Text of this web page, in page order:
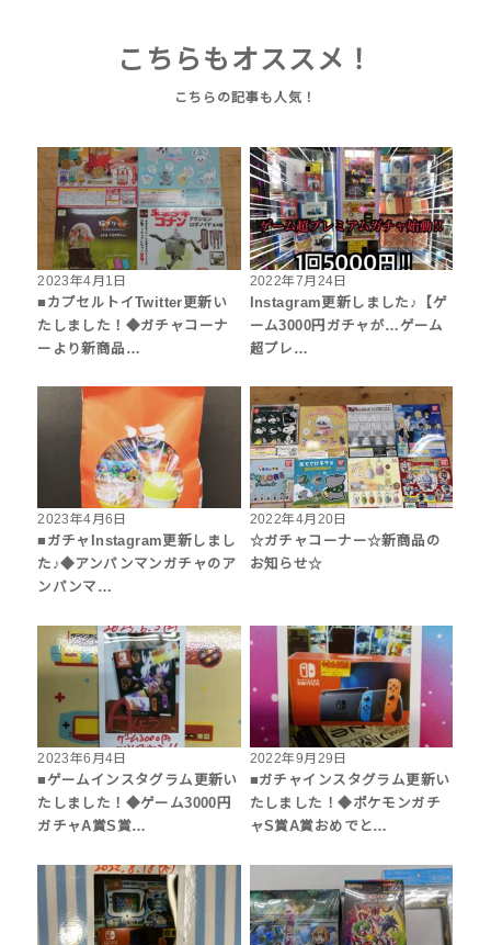
こちらもオススメ！
2023年4月1日
■カプセルトイTwitter更新い
たしました！◆ガチャコーナ
ーより新商品…
2022年7月24日
Instagram更新しました♪【ゲ
ーム3000円ガチャが…ゲーム
超プレ…
2023年4月6日
■ガチャInstagram更新しまし
た♪◆アンパンマンガチャのア
ンパンマ…
2022年4月20日
☆ガチャコーナー☆新商品の
お知らせ☆
2023年6月4日
■ゲームインスタグラム更新い
たしました！◆ゲーム3000円
ガチャA賞S賞…
2022年9月29日
■ガチャインスタグラム更新い
たしました！◆ポケモンガチ
ャS賞A賞おめでと…